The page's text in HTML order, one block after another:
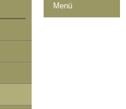
Menü